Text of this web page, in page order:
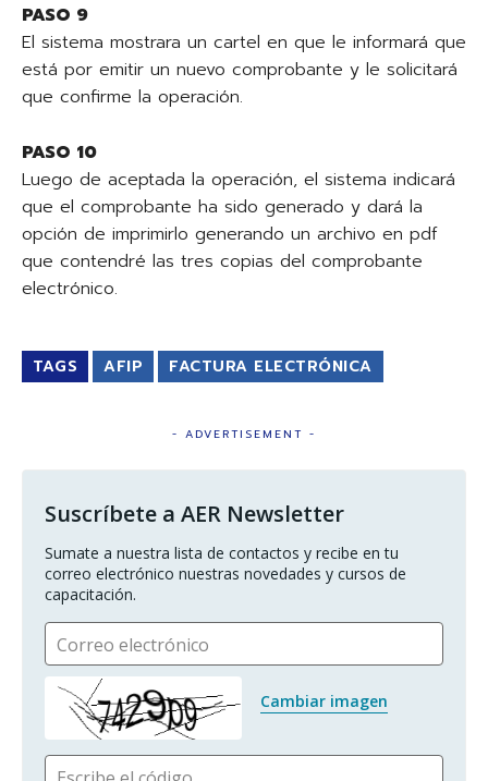
PASO 9
El sistema mostrara un cartel en que le informará que
está por emitir un nuevo comprobante y le solicitará
que confirme la operación.
PASO 10
Luego de aceptada la operación, el sistema indicará
que el comprobante ha sido generado y dará la
opción de imprimirlo generando un archivo en pdf
que contendré las tres copias del comprobante
electrónico.
TAGS AFIP FACTURA ELECTRÓNICA
- ADVERTISEMENT -
Suscríbete a AER Newsletter
Sumate a nuestra lista de contactos y recibe en tu
correo electrónico nuestras novedades y cursos de
capacitación.
Correo electrónico
Cambiar imagen